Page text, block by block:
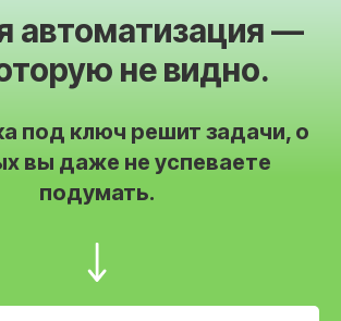
автоматизация —
не видно.
под ключ решит задачи, о
вы даже не успеваете
подумать.